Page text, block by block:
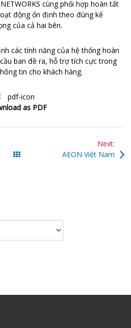
cùng phối hợp hoàn tất
động ổn định theo đúng kế
của cả hai bên.
các tính năng của hệ thống hoàn
ban đề ra, hỗ trợ tích cực trong
tin cho khách hàng.
as PDF
Next:
AEON Việt Nam